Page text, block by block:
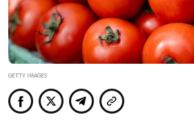
GETTY IMAGES